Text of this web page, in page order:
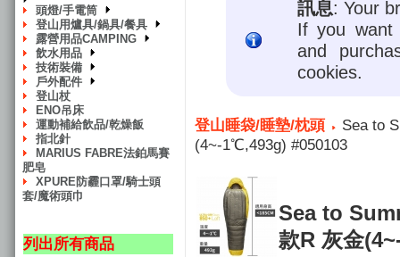
頭燈/手電筒
登山用爐具/鍋具/餐具
露營用品CAMPING
飲水用品
技術裝備
戶外配件
登山杖
ENO吊床
運動補給飲品/乾燥飯
指北針
MARIUS FABRE法鉑馬賽
肥皂
XPURE防霾口罩/騎士頭
套/魔術頭巾
列出所有商品
訊息: Your
If you want
and
cookies.
登山睡袋/睡墊/枕頭
Sea to
(4~-1℃,493g) #050103
Sea to
款R 灰金